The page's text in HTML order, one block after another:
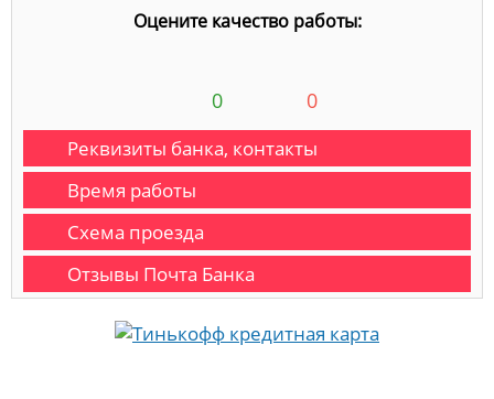
Оцените качество работы:
0 0
Реквизиты банка, контакты
Время работы
Схема проезда
Отзывы Почта Банка